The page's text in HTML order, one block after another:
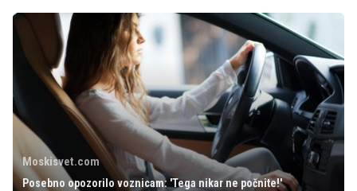
Moskisvet.com
Posebno opozorilo voznicam: 'Tega nikar ne počnite!'